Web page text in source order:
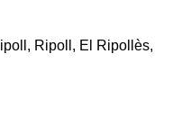
Ripoll, El Ripollès,